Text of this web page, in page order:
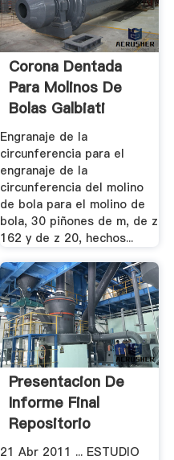
Corona Dentada
Para Molinos De
Bolas Galbiati
Group.
Engranaje de la
circunferencia para el
engranaje de la
circunferencia del molino
de bola para el molino de
bola, 30 piñones de m, de z
162 y de z 20, hechos...
Presentacion De
Informe Final
Repositorio
Académico .
21 Abr 2011 ... ESTUDIO